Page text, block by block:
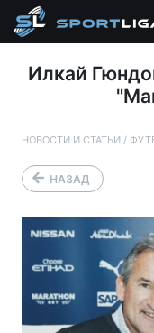
Илкай
НОВОСТИ И СТАТЬИ /
НАЗАД